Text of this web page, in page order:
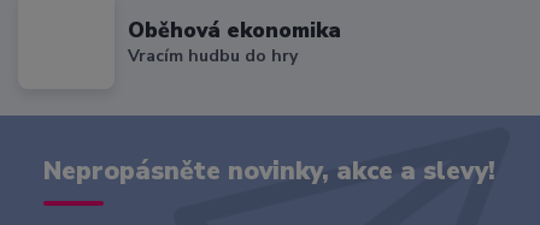
Oběhová ekonomika
Vracím hudbu do hry
Nepropásněte novinky, akce a slevy!